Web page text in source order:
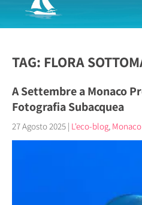
TAG: FLORA
A Settembre a Monaco
Fotografia Subacquea
27 Agosto 2025 | L'eco-blog,